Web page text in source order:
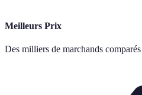
Meilleurs Prix
Des milliers de marchands comparés